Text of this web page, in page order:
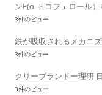
ンE(α-トコフェロール
3件のビュー
鉄が吸収されるメカニ
3件のビュー
クリーブランドー理研
3件のビュー